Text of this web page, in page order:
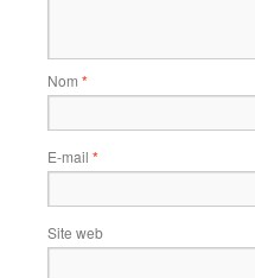
Nom *
E-mail *
Site web